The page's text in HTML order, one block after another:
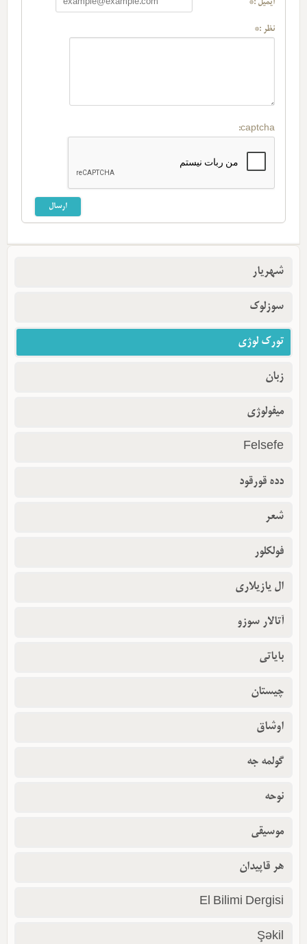
ایمیل :*
نظر :*
captcha:
شهریار
سوزلوک
تورک لوژی
زبان
میفولوژی
Felsefe
دده قورقود
شعر
فولکلور
ال یازیلاری
آتالار سوزو
بایاتی
چیستان
اوشاق
گولمه جه
نوحه
موسیقی
هر قاپیدان
El Bilimi Dergisi
Şəkil